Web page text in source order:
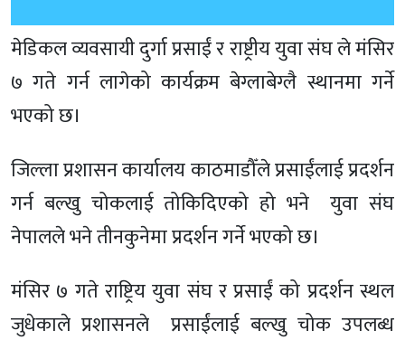
मेडिकल व्यवसायी दुर्गा प्रसाईं र राष्ट्रीय युवा संघ ले मंसिर
७ गते गर्न लागेको कार्यक्रम बेग्लाबेग्लै स्थानमा गर्ने
भएको छ।
जिल्ला प्रशासन कार्यालय काठमाडौँले प्रसाईंलाई प्रदर्शन
गर्न बल्खु चोकलाई तोकिदिएको हो भने युवा संघ
नेपालले भने तीनकुनेमा प्रदर्शन गर्ने भएको छ।
मंसिर ७ गते राष्ट्रिय युवा संघ र प्रसाईं को प्रदर्शन स्थल
जुधेकाले प्रशासनले प्रसाईंलाई बल्खु चोक उपलब्ध